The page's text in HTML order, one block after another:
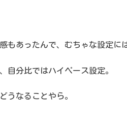
もあったんで、むちゃな設定に
自分比ではハイペース設定。
うなることやら。